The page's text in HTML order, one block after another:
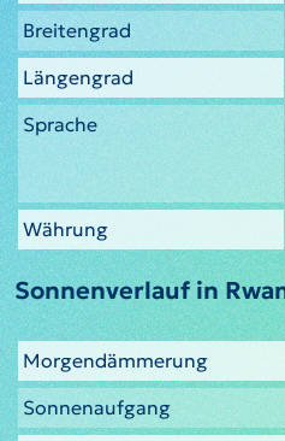
Breitengrad
Längengrad
Sprache
Währung
Sonnenverlauf in
Morgendämmerung
Sonnenaufgang